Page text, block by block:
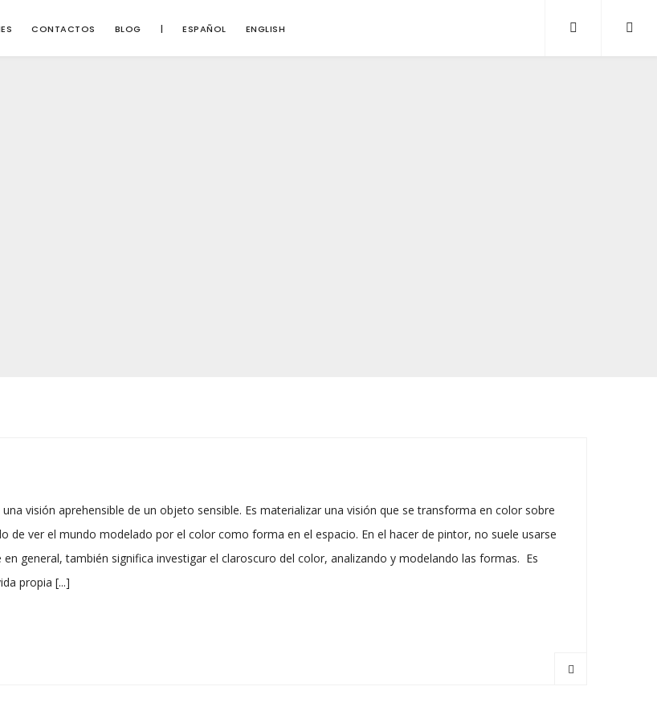
CONTACTOS BLOG | ESPAÑOL ENGLISH
visión aprehensible de un objeto sensible. Es materializar una visión que se transforma en color sobre
de ver el mundo modelado por el color como forma en el espacio. En el hacer de pintor, no suele usarse
general, también significa investigar el claroscuro del color, analizando y modelando las formas. Es
propia [...]